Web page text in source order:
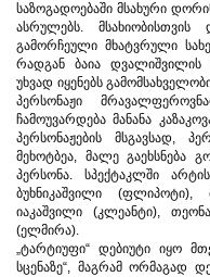
საზოგადოებაში მსახური
ასრულებს.
გამორჩეული მხატვრული
რადგან ბაია დვალიშვილის
უხვად იყენებს
პერსონაჟი
ჩამოუვარდება მანანა
პერსონაჟების მსგავსად,
მეხოტბეა, მალე გაეხსნება
პერსონა. სპექტაკლში
ბუხნიკაშვილი
იაკაშვილი (კლეანტი),
(ელმირა).
„ტარტიუფი“ დებიუტი იყო
სცენაზე“, მაგრამ ორმაგად